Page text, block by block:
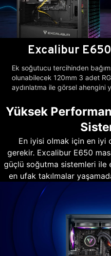
Excalibur
Ek soğutucu tercihinden
olunabilecek 120mm 3 adet
aydınlatma ile görsel ahengini
Yüksek
En iyisi olmak için en iyi
gerekir. Excalibur E650
güçlü soğutma sistemleri ile
en ufak takılmalar